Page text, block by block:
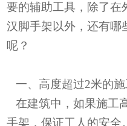
要的辅助工具，除了在
汉脚手架以外，还有哪
呢？
一、高度超过2米的
在建筑中，如果施工
手架，保证工人的安全